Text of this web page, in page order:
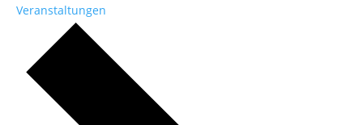
Veranstaltungen